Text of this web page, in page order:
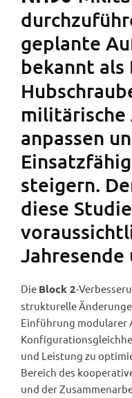
geplante
bekannt als
militärische
anpassen
steigern.
diese
Die Block 2-
strukturelle
Einführung modularer
und Leistung zu
Bereich des
und der